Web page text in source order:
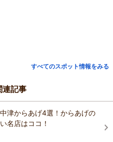
すべてのスポット情報をみる
連記事
中津からあげ4選！からあげの
名店はココ！